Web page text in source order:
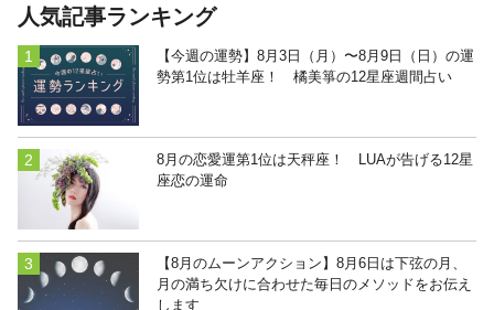
人気記事ランキング
【今週の運勢】8月3日（月）〜8月9日（日）の運
勢第1位は牡羊座！ 橘美箏の12星座週間占い
8月の恋愛運第1位は天秤座！ LUAが告げる12星
座恋の運命
【8月のムーンアクション】8月6日は下弦の月、
月の満ち欠けに合わせた毎日のメソッドをお伝え
します